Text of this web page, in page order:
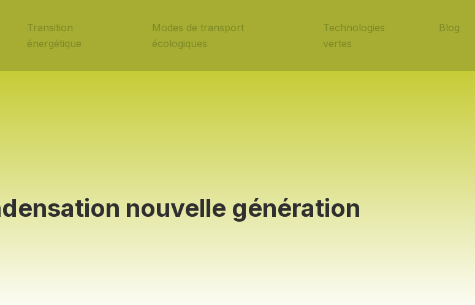
Transition
énergétique
Modes de transport
écologiques
Technologies
vertes
Blog
nouvelle génération